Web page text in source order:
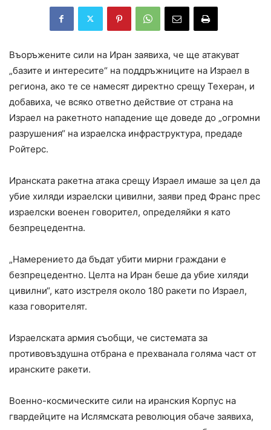
Въоръжените сили на Иран заявиха, че ще атакуват
„базите и интересите“ на поддръжниците на Израел в
региона, ако те се намесят директно срещу Техеран, и
добавиха, че всяко ответно действие от страна на
Израел на ракетното нападение ще доведе до „огромни
разрушения“ на израелска инфраструктура, предаде
Ройтерс.
Иранската ракетна атака срещу Израел имаше за цел да
убие хиляди израелски цивилни, заяви пред Франс прес
израелски военен говорител, определяйки я като
безпрецедентна.
„Намерението да бъдат убити мирни граждани е
безпрецедентно. Целта на Иран беше да убие хиляди
цивилни“, като изстреля около 180 ракети по Израел,
каза говорителят.
Израелската армия съобщи, че системата за
противовъздушна отбрана е прехванала голяма част от
иранските ракети.
Военно-космическите сили на иранския Корпус на
гвардейците на Ислямската революция обаче заявиха,